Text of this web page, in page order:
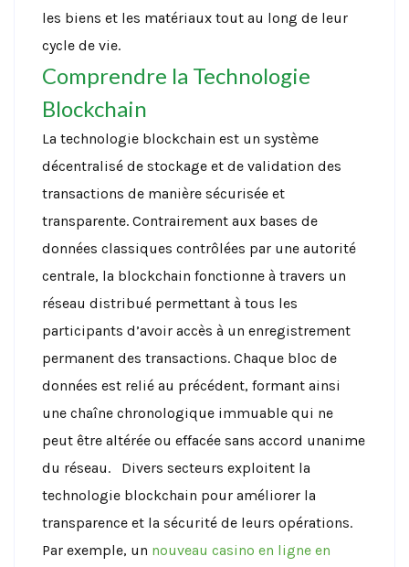
les biens et les matériaux tout au long de leur
cycle de vie.
Comprendre la Technologie
Blockchain
La technologie blockchain est un système
décentralisé de stockage et de validation des
transactions de manière sécurisée et
transparente. Contrairement aux bases de
données classiques contrôlées par une autorité
centrale, la blockchain fonctionne à travers un
réseau distribué permettant à tous les
participants d’avoir accès à un enregistrement
permanent des transactions. Chaque bloc de
données est relié au précédent, formant ainsi
une chaîne chronologique immuable qui ne
peut être altérée ou effacée sans accord unanime
du réseau.
Divers secteurs exploitent la
technologie blockchain pour améliorer la
transparence et la sécurité de leurs opérations.
Par exemple, un nouveau casino en ligne en